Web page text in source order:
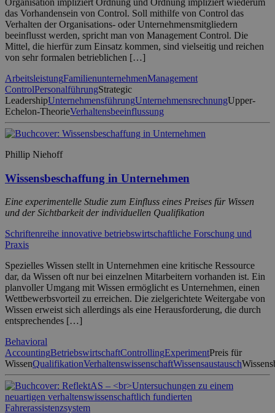
das Vorhandensein von Control. Soll mithilfe von Control das
Verhalten der Organisations- oder Unternehmensmitgliedern
beeinflusst werden, spricht man von Management Control. Die
Mittel, die hierfür zum Einsatz kommen, sind vielseitig und reichen
von sehr formalen betrieblichen […]
ArbeitsleistungFamilienunternehmenManagement
ControlPersonalführungStrategic
LeadershipUnternehmensführungUnternehmensrechnungUpper-
Echelon-TheorieVerhaltensbeeinflussung
Phillip Niehoff
Wissensbeschaffung in Unternehmen
Eine experimentelle Studie zum Einfluss eines Preises für Wissen
und der Sichtbarkeit der individuellen Qualifikation
Schriftenreihe innovative betriebswirtschaftliche Forschung und
Praxis
Spezielles Wissen stellt in Unternehmen eine kritische Ressource
dar, da Wissen oft nur bei einzelnen Mitarbeitern vorhanden ist. Ein
planvoller Umgang mit Wissen ermöglicht es Unternehmen, einen
Wettbewerbsvorteil zu erreichen. Die zielgerichtete Weitergabe von
Wissen erweist sich allerdings als eine Herausforderung, die durch
entsprechendes […]
Behavioral
AccountingBetriebswirtschaftControllingExperimentPreis für
WissenQualifikationVerhaltenswissenschaftWissensaustausch